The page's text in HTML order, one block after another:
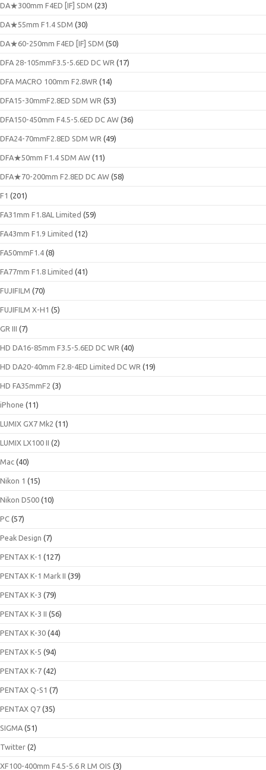
DA★300mm F4ED [IF] SDM (23)
DA★55mm F1.4 SDM (30)
DA★60-250mm F4ED [IF] SDM (50)
DFA 28-105mmF3.5-5.6ED DC WR (17)
DFA MACRO 100mm F2.8WR (14)
DFA15-30mmF2.8ED SDM WR (53)
DFA150-450mm F4.5-5.6ED DC AW (36)
DFA24-70mmF2.8ED SDM WR (49)
DFA★50mm F1.4 SDM AW (11)
DFA★70-200mm F2.8ED DC AW (58)
F1 (201)
FA31mm F1.8AL Limited (59)
FA43mm F1.9 Limited (12)
FA50mmF1.4 (8)
FA77mm F1.8 Limited (41)
FUJIFILM (70)
FUJIFILM X-H1 (5)
GR III (7)
HD DA16-85mm F3.5-5.6ED DC WR (40)
HD DA20-40mm F2.8-4ED Limited DC WR (19)
HD FA35mmF2 (3)
iPhone (11)
LUMIX GX7 Mk2 (11)
LUMIX LX100 II (2)
Mac (40)
Nikon 1 (15)
Nikon D500 (10)
PC (57)
Peak Design (7)
PENTAX K-1 (127)
PENTAX K-1 Mark II (39)
PENTAX K-3 (79)
PENTAX K-3 II (56)
PENTAX K-30 (44)
PENTAX K-5 (94)
PENTAX K-7 (42)
PENTAX Q-S1 (7)
PENTAX Q7 (35)
SIGMA (51)
Twitter (2)
XF100-400mm F4.5-5.6 R LM OIS (3)